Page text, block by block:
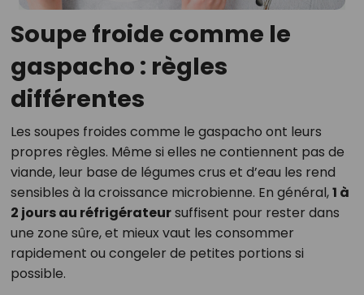
Soupe froide comme le
gaspacho : règles
différentes
Les soupes froides comme le gaspacho ont leurs
propres règles. Même si elles ne contiennent pas de
viande, leur base de légumes crus et d’eau les rend
sensibles à la croissance microbienne. En général,1 à
2 jours au réfrigérateursuffisent pour rester dans
une zone sûre, et mieux vaut les consommer
rapidement ou congeler de petites portions si
possible.